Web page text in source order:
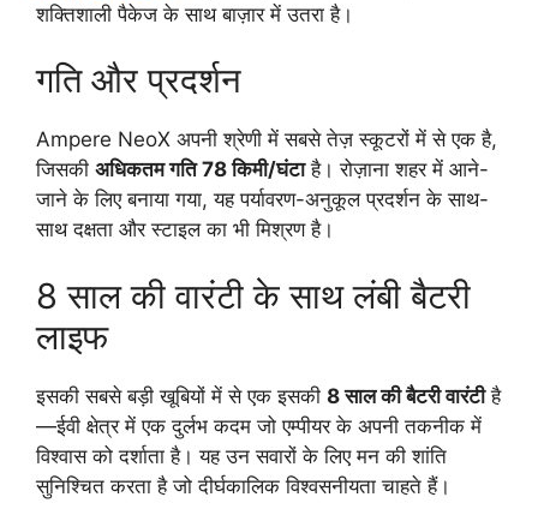
शक्तिशाली पैकेज के साथ बाज़ार में उतरा है।
गति और प्रदर्शन
Ampere NeoX अपनी श्रेणी में सबसे तेज़ स्कूटरों में से एक है,
जिसकी अधिकतम गति 78 किमी/घंटाहै। रोज़ाना शहर में आने-
जाने के लिए बनाया गया, यह पर्यावरण-अनुकूल प्रदर्शन के साथ-
साथ दक्षता और स्टाइल का भी मिश्रण है।
8 साल की वारंटी के साथ लंबी बैटरी
लाइफ
इसकी सबसे बड़ी खूबियों में से एक इसकी 8 साल की बैटरी वारंटीहै
—ईवी क्षेत्र में एक दुर्लभ कदम जो एम्पीयर के अपनी तकनीक में
विश्वास को दर्शाता है। यह उन सवारों के लिए मन की शांति
सुनिश्चित करता है जो दीर्घकालिक विश्वसनीयता चाहते हैं।